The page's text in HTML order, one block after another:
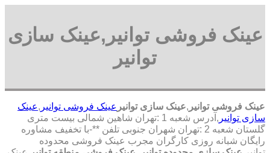
عینک فروشی توانیر,عینک سازی
توانیر
عینک فروشی توانیر ,عینک سازی توانیر عینک فروشی توانیر ,عینک
سازی توانیر
,آدرس شعبه 1 :تهران شاهین شمالی بیست متری
گلستان شعبه 2 :تهران شهران جنوبی تلفن **-با تخفیف مشاوره
رایگان شبانه روزی کارگران مجرب عینک فروشی محدوده